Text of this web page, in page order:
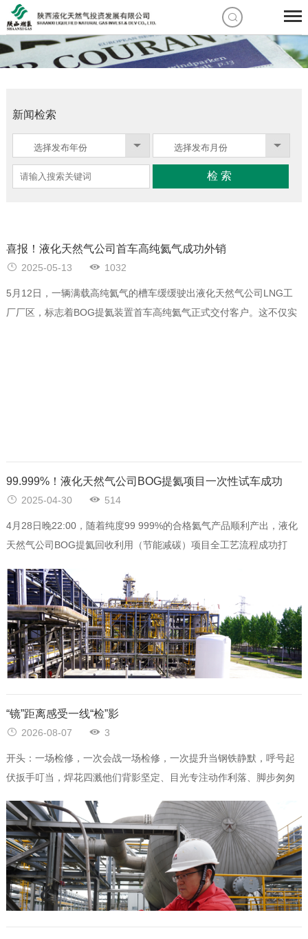
新闻检索
检索
喜报！液化天然气公司首车高纯氦气成功外销
2025-05-13 1032
5月12日，一辆满载高纯氦气的槽车缓缓驶出液化天然气公司LNG工
厂厂区，标志着BOG提氦装置首车高纯氦气正式交付客户。这不仅实
99.999%！液化天然气公司BOG提氦项目一次性试车成功
2025-04-30 514
4月28日晚22:00，随着纯度99 999%的合格氦气产品顺利产出，液化
天然气公司BOG提氦回收利用（节能减碳）项目全工艺流程成功打
“镜”距离感受一线“检”影
2026-08-07 3
开头：一场检修，一次会战一场检修，一次提升当钢铁静默，呼号起
伏扳手叮当，焊花四溅他们背影坚定、目光专注动作利落、脚步匆匆